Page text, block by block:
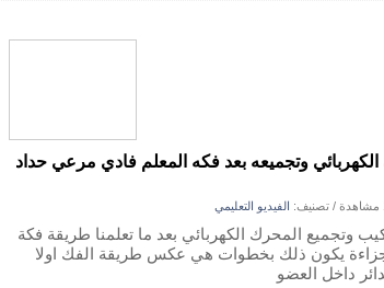
وتجميعه بعد فكه المعلم فادي مرعي حداد
/ تصنيف: الفيديو التعليمي
وتجميع المحرك الكهربائي بعد ما تعلمنا طريقة فكة
يكون ذلك بخطوات هي عكس طريقة الفك اولا
داخل العضو